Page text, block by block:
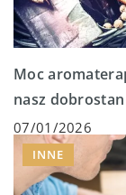
Moc
nasz
07/01/2026
INNE